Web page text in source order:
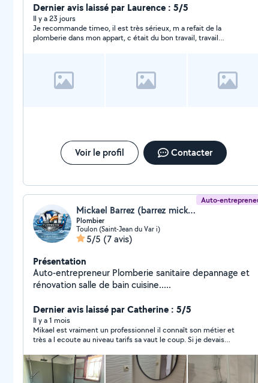
canalisations Remplacement de robinets, WC, éviers
et lavabos Installation de chauffe-eau et sanitaires
Rénovation de salle de bain Entretien et dépannage
Intervention rapide dans votre secteur. Devis gratuit
Dernier avis laissé par Laurence : 5/5
Il y a 23 jours
Je recommande timeo, il est très sérieux, m a refait de la
plomberie dans mon appart, c était du bon travail, travail
Voir le profil Contacter
Auto-
Mickael Barrez (barrez mickael)
Plombier
Toulon (Saint-Jean du Var i)
5/5 (7 avis)
Présentation
Auto-entrepreneur Plomberie sanitaire depannage et
rénovation salle de bain cuisine.....
Dernier avis laissé par Catherine : 5/5
Il y a 1 mois
Mikael est vraiment un professionnel il connaît son métier et
très a l ecoute au niveau tarifs sa vaut le coup. Si je devais
le recommande à 100%Merci encore vous m avez sauvée 🙏